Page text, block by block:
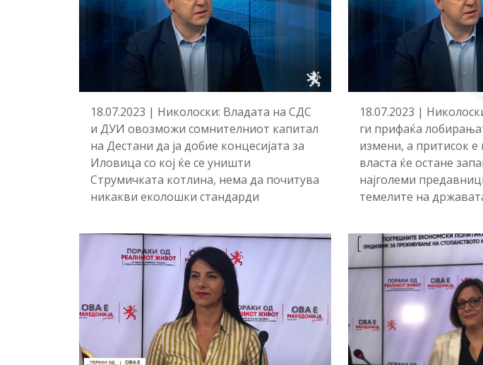
18.07.2023 | Николоски: Владата на СДС
и ДУИ овозможи сомнителниот капитал
на Дестани да ја добие концесијата за
Иловица со кој ќе се уништи
Струмичката котлина, нема да почитува
никакви еколошки стандарди
18.07.2023 |
ги прифаќа
измени, а притисок
власта ќе остане
најголеми
темелите на